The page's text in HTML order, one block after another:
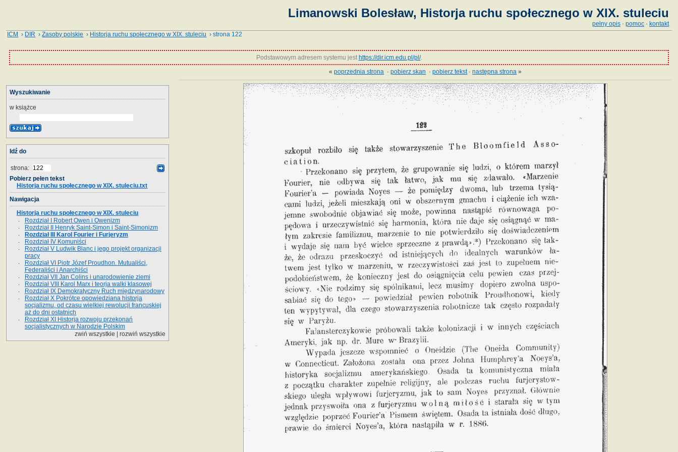
Limanowski Bolesław, Historja ruchu społecznego w XIX. stuleciu
pełny opis · pomoc · kontakt
ICM › DIR ›Zasoby polskie › Historja ruchu społecznego w XIX. stuleciu › strona 122
Podstawowym adresem systemu jest https://dir.icm.edu.pl/pl/.
«poprzednia strona ·pobierz skan ·pobierz tekst·następna strona »
Wyszukiwanie
w książce
Idź do
strona:
Pobierz pełen tekst
Historja ruchu społecznego w XIX. stuleciu.txt
Nawigacja
Historja ruchu społecznego w XIX. stuleciu
Rozdział I Robert Owen i Owenizm
Rozdział II Henryk Saint-Simon i Saint-Simonizm
Rozdział III Karol Fourier i Furjeryzm
Rozdział IV Komuniści
Rozdział V Ludwik Blanc i jego projekt organizacji
pracy
Rozdział VI Piotr Józef Proudhon. Mutualiści,
Federaliści i Anarchiści
Rozdział VII Jan Colins i unarodowienie ziemi
Rozdział VIII Karol Marx i teorja walki klasowej
Rozdział IX Demokratyczny Ruch międzynarodowy
Rozdział X Pokrótce opowiedziana historja
socjalizmu, od czasu wielkiej rewolucji francuskiej
aż do dni ostatnich
Rozdział XI Historja rozwoju przekonań
socjalistycznych w Narodzie Polskim
zwiń wszystkie |rozwiń wszystkie